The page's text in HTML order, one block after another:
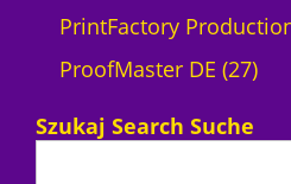
PrintFactory
ProofMaster DE 272
Szukaj Search Suche